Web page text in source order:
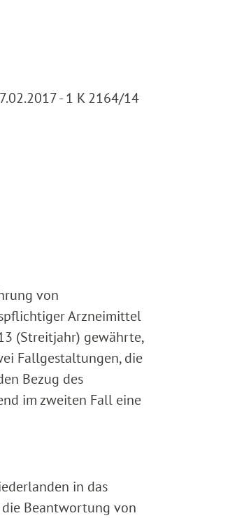
- 1 K 2164/14
von
Arzneimittel
(Streitjahr) gewährte,
Fallgestaltungen, die
Bezug des
im zweiten Fall eine
in das
die Beantwortung von